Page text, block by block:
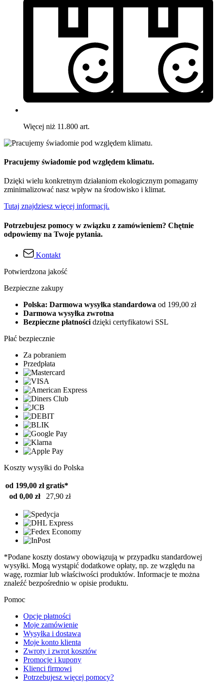
Więcej niż 11.800 art.
Pracujemy świadomie pod względem klimatu.
Dzięki wielu konkretnym działaniom ekologicznym pomagamy
zminimalizować nasz wpływ na środowisko i klimat.
Tutaj znajdziesz więcej informacji.
Potrzebujesz pomocy w związku z zamówieniem? Chętnie
odpowiemy na Twoje pytania.
Kontakt
Potwierdzona jakość
Bezpieczne zakupy
Polska: Darmowa wysyłka standardowa od 199,00 zł
Darmowa wysyłka zwrotna
Bezpieczne płatności dzięki certyfikatowi SSL
Płać bezpiecznie
Za pobraniem
Przedpłata
Koszty wysyłki do Polska
od 199,00 zł gratis*
od 0,00 zł
27,90 zł
*Podane koszty dostawy obowiązują w przypadku standardowej
wysyłki. Mogą wystąpić dodatkowe opłaty, np. ze względu na
wagę, rozmiar lub właściwości produktów. Informacje te można
znaleźć bezpośrednio w opisie produktu.
Pomoc
Opcje płatności
Moje zamówienie
Wysyłka i dostawa
Moje konto klienta
Zwroty i zwrot kosztów
Promocje i kupony
Klienci firmowi
Potrzebujesz więcej pomocy?